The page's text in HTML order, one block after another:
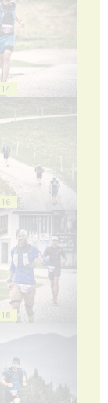
14
16
18